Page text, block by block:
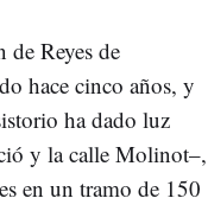
Reyes de
hace cinco años, y
ha dado luz
y la calle Molinot–,
en un tramo de 150